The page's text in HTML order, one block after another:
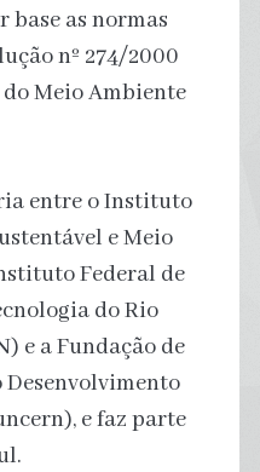
base as normas
nº 274/2000
Meio Ambiente
entre o Instituto
e Meio
Federal de
do Rio
e a Fundação de
Desenvolvimento
e faz parte